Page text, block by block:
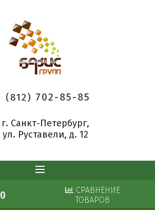
(812) 702-85-85
г. Санкт-Петербург,
ул. Руставели, д. 12
0
СРАВНЕНИЕ
ТОВАРОВ